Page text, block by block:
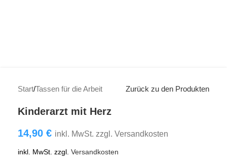
Start/Tassen für die Arbeit Zurück zu den Produkten
Kinderarzt mit Herz
14,90 € inkl. MwSt. zzgl. Versandkosten
inkl. MwSt. zzgl. Versandkosten